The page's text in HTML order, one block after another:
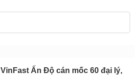
VinFast Ấn Độ cán mốc 60 đại lý,